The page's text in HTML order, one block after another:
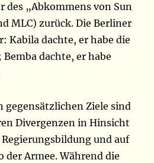
des „Abkommens von Sun
MLC) zurück. Die Berliner
Kabila dachte, er habe die
dachte, er habe
gegensätzlichen Ziele sind
Divergenzen in Hinsicht
und auf
der Armee. Während die